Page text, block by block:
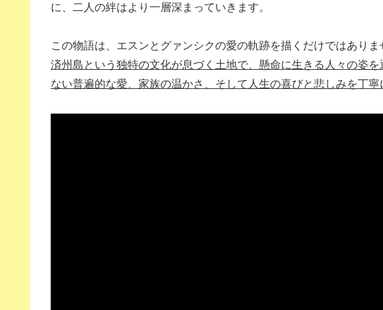
に、二人の絆はより一層深まっていきます。
この物語は、エスンとグァンシクの愛の軌跡を描くだけではありま
済州島という独特の文化が息づく土地で、懸命に生きる人々の姿
ない普遍的な愛、家族の温かさ、そして人生の喜びと悲しみを丁寧